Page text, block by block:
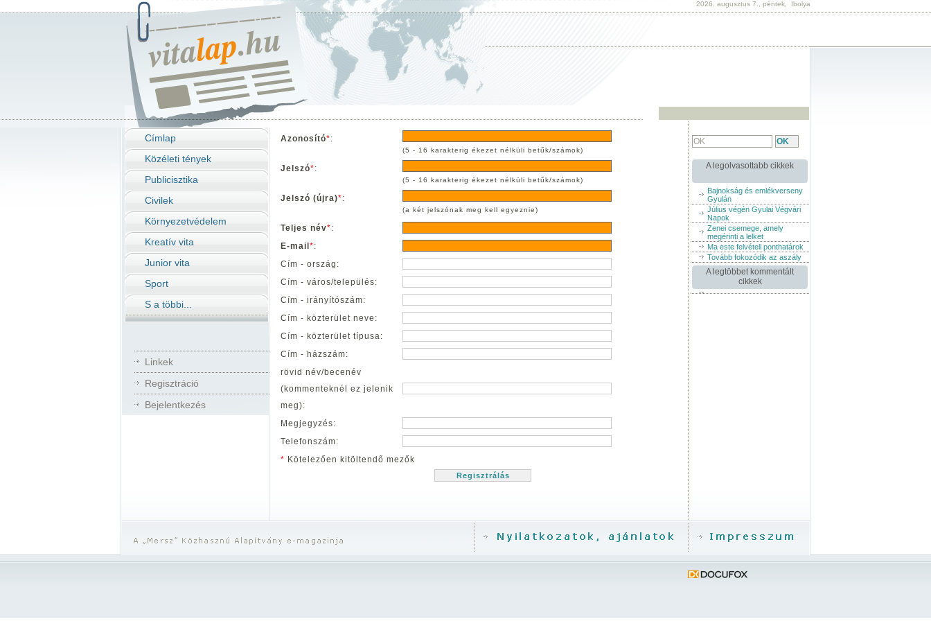
2026. augusztus 7., péntek, Ibolya
Címlap
Közéleti tények
Publicisztika
Civilek
Környezetvédelem
Kreatív vita
Junior vita
Sport
S a többi...
Linkek
Regisztráció
Bejelentkezés
Azonosító*:
(5 - 16 karakterig ékezet nélküli betűk/számok)
Jelszó*:
(5 - 16 karakterig ékezet nélküli betűk/számok)
Jelszó (újra)*:
(a két jelszónak meg kell egyeznie)
Teljes név*:
E-mail *:
Cím - ország:
Cím - város/település:
Cím - irányítószám:
Cím - közterület neve:
Cím - közterület típusa:
Cím - házszám:
rövid név/becenév
(kommenteknél ez jelenik
meg):
Megjegyzés:
Telefonszám:
* Kötelezően kitöltendő mezők
A legolvasottabb cikkek
Bajnokság és emlékverseny
Gyulán
Július végén Gyulai Végvári
Napok
Zenei csemege, amely
megérinti a lelket
Ma este felvételi ponthatárok
Tovább fokozódik az aszály
A legtöbbet kommentált
cikkek